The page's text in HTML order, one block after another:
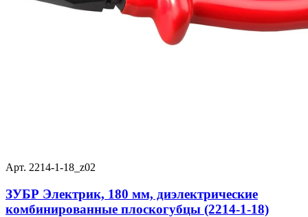
Арт. 2214-1-18_z02
ЗУБР Электрик, 180 мм, диэлектрические
комбинированные плоскогубцы (2214-1-18)